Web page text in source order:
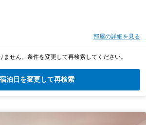
部屋の詳細を見る
ません。条件を変更して再検索してください。
宿泊日を変更して再検索